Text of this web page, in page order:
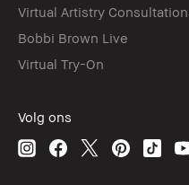
Virtual Artistry
Bobbi Brown Live
Virtual Try-On
Volg ons